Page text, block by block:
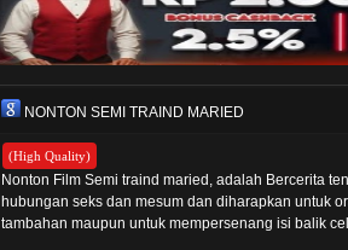
NONTON SEMI TRAIND MARIED
(High Quality)
Nonton Film Semi traind maried, adalah Bercerita
hubungan seks dan mesum dan diharapkan untuk
tambahan maupun untuk mempersenang isi balik